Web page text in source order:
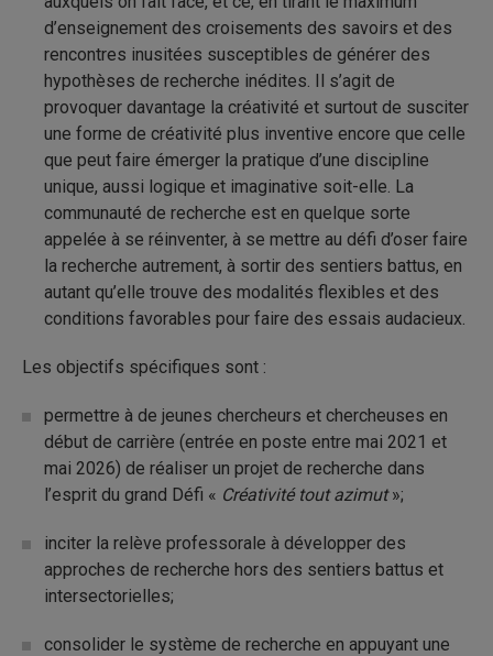
d’enseignement des croisements des savoirs et des
rencontres inusitées susceptibles de générer des
hypothèses de recherche inédites. Il s’agit de
provoquer davantage la créativité et surtout de susciter
une forme de créativité plus inventive encore que celle
que peut faire émerger la pratique d’une discipline
unique, aussi logique et imaginative soit-elle. La
communauté de recherche est en quelque sorte
appelée à se réinventer, à se mettre au défi d’oser faire
la recherche autrement, à sortir des sentiers battus, en
autant qu’elle trouve des modalités flexibles et des
conditions favorables pour faire des essais audacieux.
Les objectifs spécifiques sont :
permettre à de jeunes chercheurs et chercheuses en
début de carrière (entrée en poste entre mai 2021 et
mai 2026) de réaliser un projet de recherche dans
l’esprit du grand Défi « Créativité tout azimut»;
inciter la relève professorale à développer des
approches de recherche hors des sentiers battus et
intersectorielles;
consolider le système de recherche en appuyant une